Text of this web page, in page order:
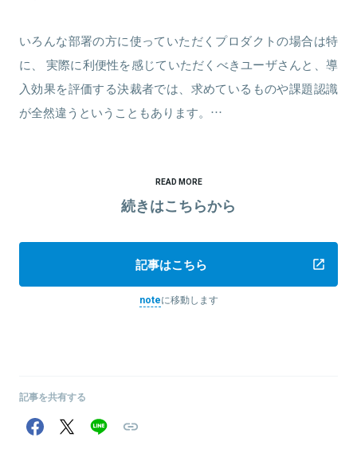
いろんな部署の方に使っていただくプロダクトの場合は特
に、 実際に利便性を感じていただくべきユーザさんと、導
入効果を評価する決裁者では、求めているものや課題認識
が全然違うということもあります。…
READ MORE
続きはこちらから
記事はこちら
noteに移動します
記事を共有する